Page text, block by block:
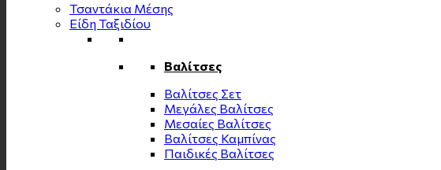
Τσαντάκια Μέσης
Είδη Ταξιδίου
Βαλίτσες
Βαλίτσες Σετ
Μεγάλες Βαλίτσες
Μεσαίες Βαλίτσες
Βαλίτσες Καμπίνας
Παιδικές Βαλίτσες